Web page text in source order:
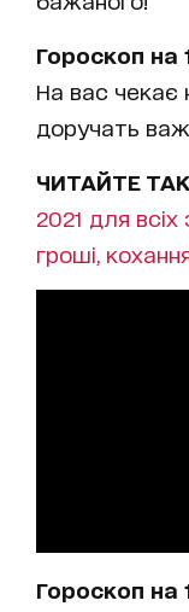
Гороскоп на
На вас чекає
доручать
ЧИТАЙТЕ
2021 для всіх
гроші,
Гороскоп на